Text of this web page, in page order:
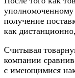
уполномоченному
получение
как
Считывая
компании
с имеющимися